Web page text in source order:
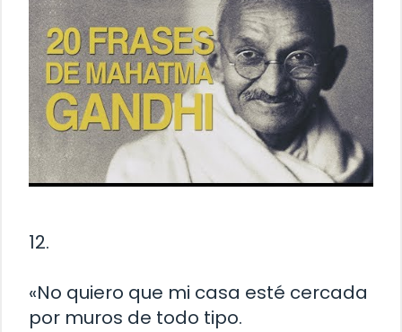
12.
«No quiero que mi casa esté cercada
por muros de todo tipo.